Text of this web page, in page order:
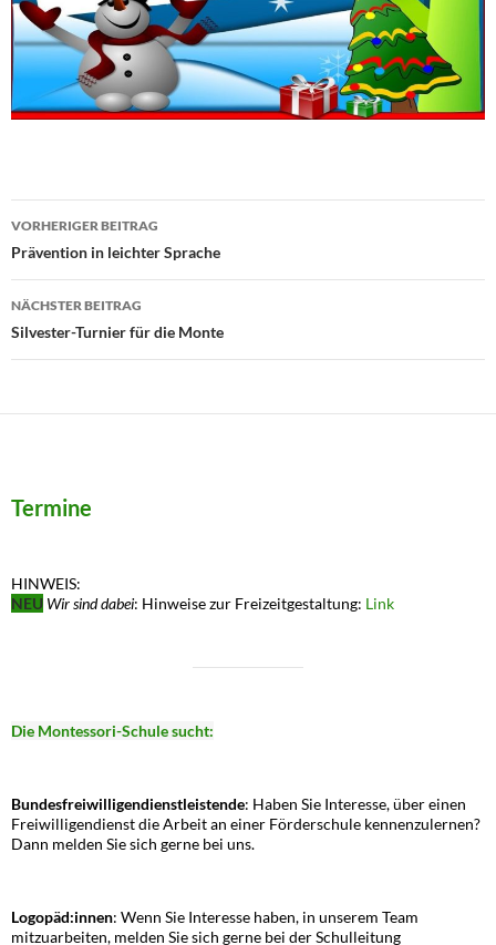
Beitragsnavigation
VORHERIGER BEITRAG
Prävention in leichter Sprache
NÄCHSTER BEITRAG
Silvester-Turnier für die Monte
Termine
HINWEIS:
NEU Wir sind dabei: Hinweise zur Freizeitgestaltung: Link
Die Montessori-Schule sucht:
Bundesfreiwilligendienstleistende: Haben Sie Interesse, über einen
Freiwilligendienst die Arbeit an einer Förderschule kennenzulernen?
Dann melden Sie sich gerne bei uns.
Logopäd:innen: Wenn Sie Interesse haben, in unserem Team
mitzuarbeiten, melden Sie sich gerne bei der Schulleitung